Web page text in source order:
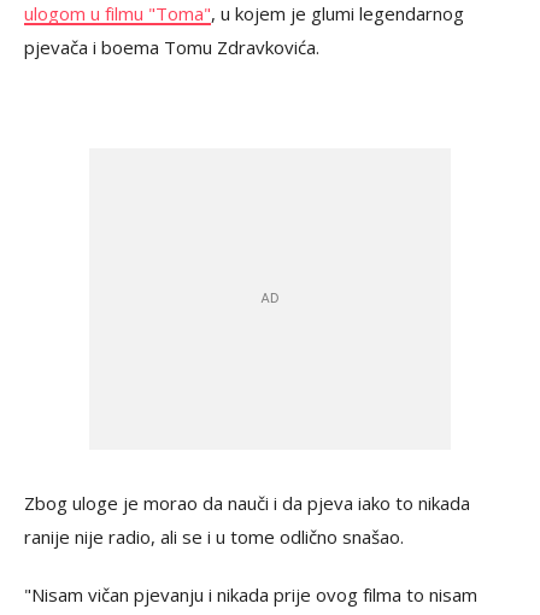
ulogom u filmu "Toma", u kojem je glumi legendarnog
pjevača i boema Tomu Zdravkovića.
Zbog uloge je morao da nauči i da pjeva iako to nikada
ranije nije radio, ali se i u tome odlično snašao.
"Nisam vičan pjevanju i nikada prije ovog filma to nisam